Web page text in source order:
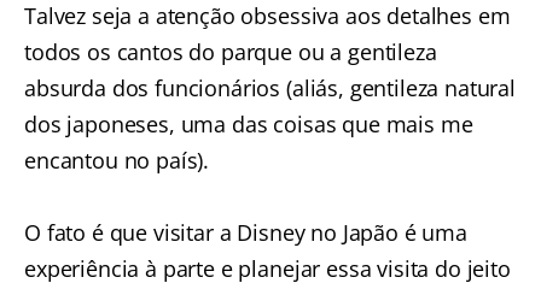
Talvez seja a atenção obsessiva aos detalhes em
todos os cantos do parque ou a gentileza
absurda dos funcionários (aliás, gentileza natural
dos japoneses, uma das coisas que mais me
encantou no país).
O fato é que visitar a Disney no Japão é uma
experiência à parte e planejar essa visita do jeito